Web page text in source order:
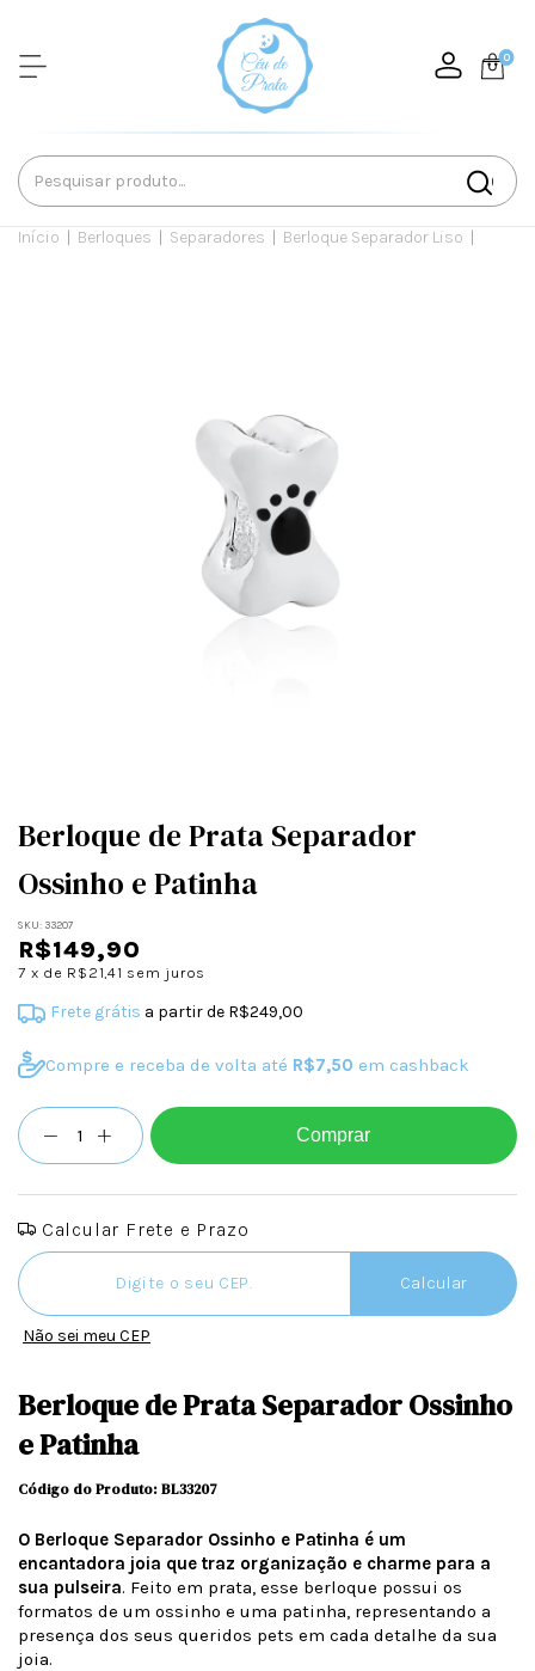
0
Início | Berloques | Separadores | Berloque Separador Liso |
Berloque de Prata Separador
Ossinho e Patinha
SKU: 33207
R$149,90
7 x de R$21,41 sem juros
Frete grátis a partir de R$249,00
Compre e receba de volta até R$7,50 em cashback
Comprar
Calcular Frete e Prazo
Entregas para o CEP:
Calcular
Não sei meu CEP
Berloque de Prata Separador Ossinho
e Patinha
Código do Produto: BL33207
O Berloque Separador Ossinho e Patinha é um
encantadora joia que traz organização e charme para a
sua pulseira. Feito em prata, esse berloque possui os
formatos de um ossinho e uma patinha, representando a
presença dos seus queridos pets em cada detalhe da sua
joia.